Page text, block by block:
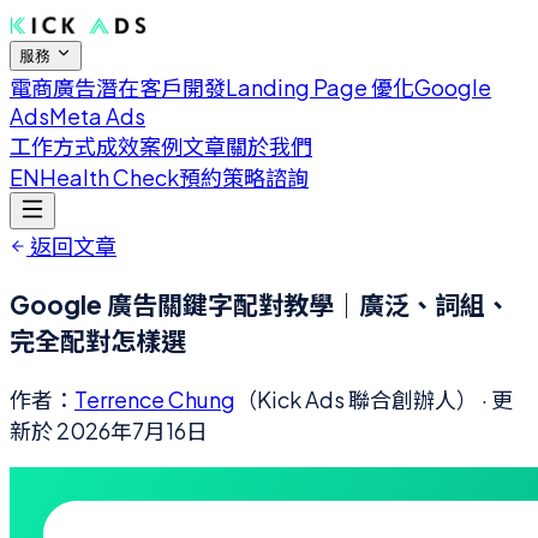
服務
電商廣告潛在客戶開發Landing Page 優化Google
AdsMeta Ads
工作方式成效案例文章關於我們
ENHealth Check預約策略諮詢
返回文章
Google 廣告關鍵字配對教學｜廣泛、詞組、
完全配對怎樣選
作者： Terrence Chung （Kick Ads 聯合創辦人）
· 更
新於2026年7月16日